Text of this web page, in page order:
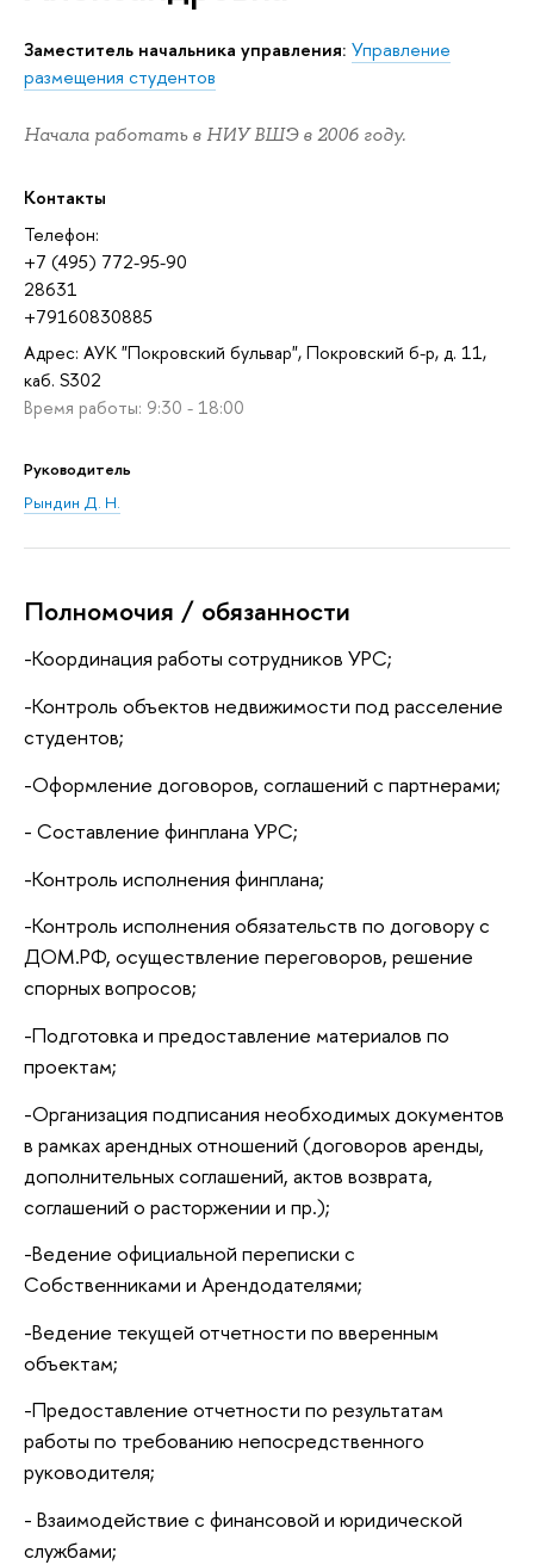
Заместитель начальника управления: Управление
размещения студентов
Начала работать в НИУ ВШЭ в 2006 году.
Контакты
Телефон:
+7 (495) 772-95-90
28631
+79160830885
Адрес: АУК "Покровский бульвар", Покровский б-р, д. 11,
каб. S302
Время работы: 9:30 - 18:00
Руководитель
Рындин Д. Н.
Полномочия / обязанности
-Координация работы сотрудников УРС;
-Контроль объектов недвижимости под расселение
студентов;
-Оформление договоров, соглашений с партнерами;
- Составление финплана УРС;
-Контроль исполнения финплана;
-Контроль исполнения обязательств по договору с
ДОМ.РФ, осуществление переговоров, решение
спорных вопросов;
-Подготовка и предоставление материалов по
проектам;
-Организация подписания необходимых документов
в рамках арендных отношений (договоров аренды,
дополнительных соглашений, актов возврата,
соглашений о расторжении и пр.);
-Ведение официальной переписки с
Собственниками и Арендодателями;
-Ведение текущей отчетности по вверенным
объектам;
-Предоставление отчетности по результатам
работы по требованию непосредственного
руководителя;
- Взаимодействие с финансовой и юридической
службами;